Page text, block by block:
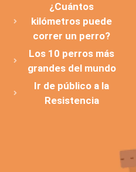
¿Cuántos
kilómetros puede
correr un perro?
Los 10 perros más
grandes del mundo
Ir de público a la
Resistencia